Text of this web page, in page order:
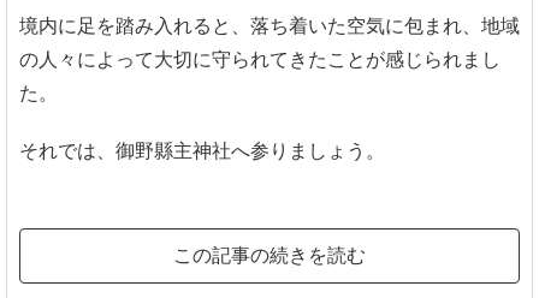
境内に足を踏み入れると、落ち着いた空気に包まれ、地域
の人々によって大切に守られてきたことが感じられまし
た。
それでは、御野縣主神社へ参りましょう。
この記事の続きを読む